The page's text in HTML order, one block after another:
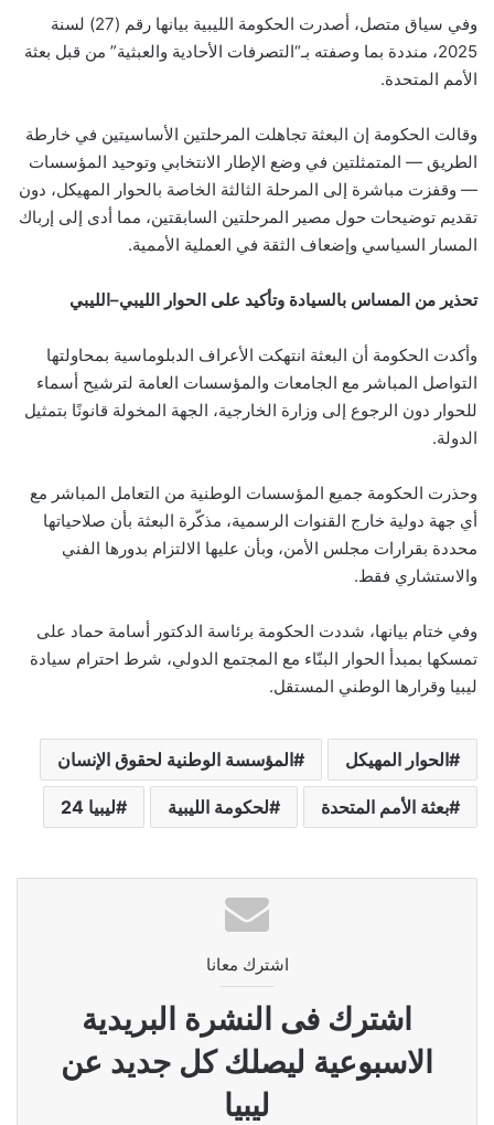
وفي سياق متصل، أصدرت الحكومة الليبية بيانها رقم (27) لسنة
2025، منددة بما وصفته بـ“التصرفات الأحادية والعبثية” من قبل بعثة
الأمم المتحدة.
وقالت الحكومة إن البعثة تجاهلت المرحلتين الأساسيتين في خارطة
الطريق — المتمثلتين في وضع الإطار الانتخابي وتوحيد المؤسسات
— وقفزت مباشرة إلى المرحلة الثالثة الخاصة بالحوار المهيكل، دون
تقديم توضيحات حول مصير المرحلتين السابقتين، مما أدى إلى إرباك
المسار السياسي وإضعاف الثقة في العملية الأممية.
تحذير من المساس بالسيادة وتأكيد على الحوار الليبي–الليبي
وأكدت الحكومة أن البعثة انتهكت الأعراف الدبلوماسية بمحاولتها
التواصل المباشر مع الجامعات والمؤسسات العامة لترشيح أسماء
للحوار دون الرجوع إلى وزارة الخارجية، الجهة المخولة قانونًا بتمثيل
الدولة.
وحذرت الحكومة جميع المؤسسات الوطنية من التعامل المباشر مع
أي جهة دولية خارج القنوات الرسمية، مذكّرة البعثة بأن صلاحياتها
محددة بقرارات مجلس الأمن، وبأن عليها الالتزام بدورها الفني
والاستشاري فقط.
وفي ختام بيانها، شددت الحكومة برئاسة الدكتور أسامة حماد على
تمسكها بمبدأ الحوار البنّاء مع المجتمع الدولي، شرط احترام سيادة
ليبيا وقرارها الوطني المستقل.
الحوار المهيكل المؤسسة الوطنية لحقوق الإنسان
بعثة الأمم المتحدة لحكومة الليبية ليبيا 24
اشترك معانا
اشترك فى النشرة البريدية
الاسبوعية ليصلك كل جديد عن
ليبيا